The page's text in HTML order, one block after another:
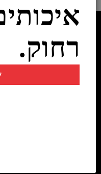
רחוק.